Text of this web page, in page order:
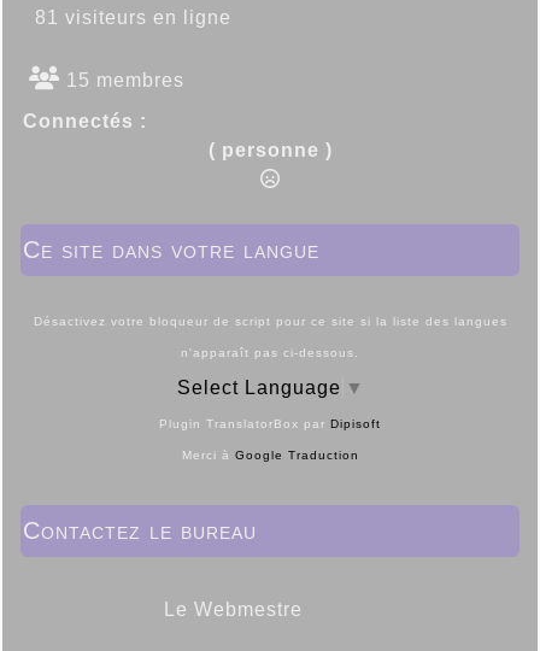
81 visiteurs en ligne
15 membres
Connectés :
( personne )
Ce site dans votre langue
Désactivez votre bloqueur de script pour ce site si la liste des langues
n'apparaît pas ci-dessous.
Select Language ▼
Plugin TranslatorBox par Dipisoft
Merci à Google Traduction
Contactez le bureau
Le Webmestre